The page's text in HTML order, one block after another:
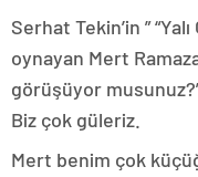
Serhat Tekin’in ”
oynayan Mert
görüşüyor
Biz çok güleriz.
Mert benim çok